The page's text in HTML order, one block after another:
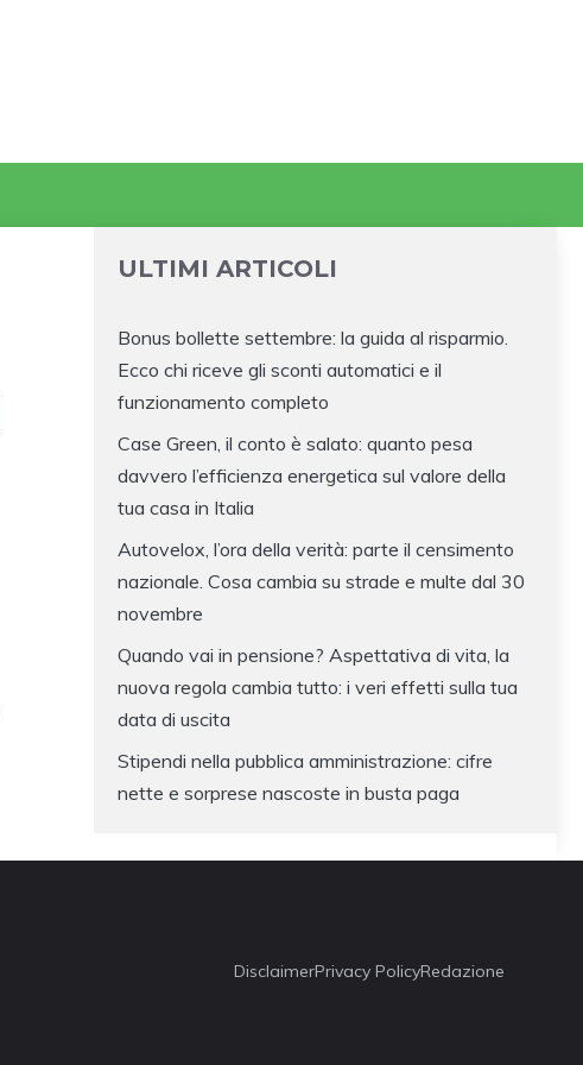
ULTIMI ARTICOLI
Bonus bollette settembre: la guida al risparmio.
Ecco chi riceve gli sconti automatici e il
funzionamento completo
Case Green, il conto è salato: quanto pesa
davvero l’efficienza energetica sul valore della
tua casa in Italia
Autovelox, l’ora della verità: parte il censimento
nazionale. Cosa cambia su strade e multe dal 30
novembre
Quando vai in pensione? Aspettativa di vita, la
nuova regola cambia tutto: i veri effetti sulla tua
data di uscita
Stipendi nella pubblica amministrazione: cifre
nette e sorprese nascoste in busta paga
DisclaimerPrivacy PolicyRedazione